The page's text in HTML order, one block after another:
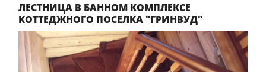
ЛЕСТНИЦА В БАННОМ КОМПЛЕКСЕ
КОТТЕДЖНОГО ПОСЕЛКА "ГРИНВУД"